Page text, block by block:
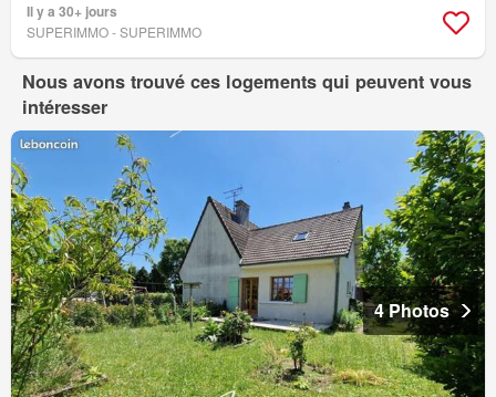
Il y a 30+ jours
SUPERIMMO - SUPERIMMO
Nous avons trouvé ces logements qui peuvent vous
intéresser
4 Photos